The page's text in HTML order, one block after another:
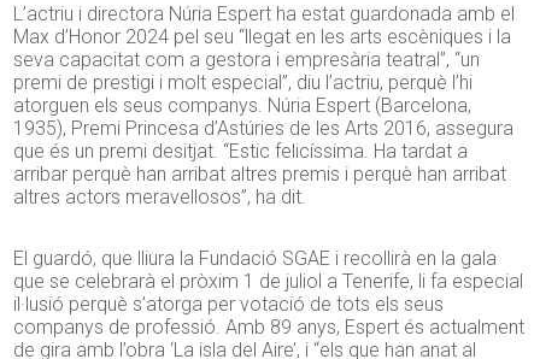
L’actriu i directora Núria Espert ha estat guardonada amb el
Max d’Honor 2024 pel seu “llegat en les arts escèniques i la
seva capacitat com a gestora i empresària teatral”, “un
premi de prestigi i molt especial”, diu l’actriu, perquè l’hi
atorguen els seus companys. Núria Espert (Barcelona,
1935), Premi Princesa d’Astúries de les Arts 2016, assegura
que és un premi desitjat. “Estic felicíssima. Ha tardat a
arribar perquè han arribat altres premis i perquè han arribat
altres actors meravellosos”, ha dit.
El guardó, que lliura la Fundació SGAE i recollirà en la gala
que se celebrarà el pròxim 1 de juliol a Tenerife, li fa especial
il·lusió perquè s’atorga per votació de tots els seus
companys de professió. Amb 89 anys, Espert és actualment
de gira amb l’obra ‘La isla del Aire’, i “els que han anat al